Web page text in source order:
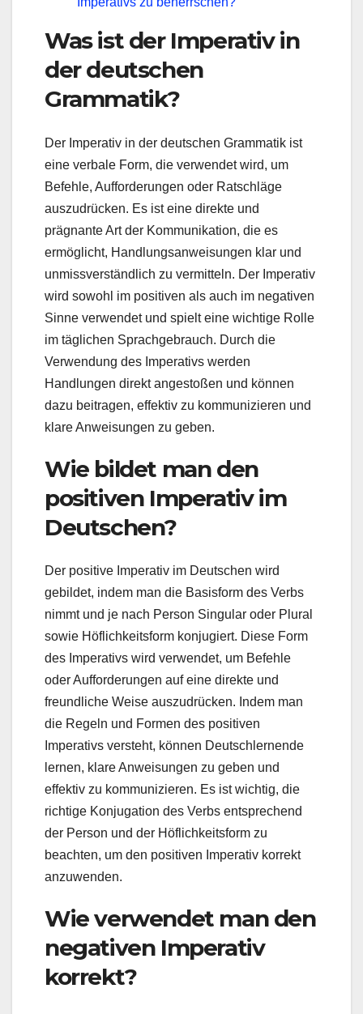
Was ist der Imperativ in
der deutschen
Grammatik?
Der Imperativ in der deutschen Grammatik ist
eine verbale Form, die verwendet wird, um
Befehle, Aufforderungen oder Ratschläge
auszudrücken. Es ist eine direkte und
prägnante Art der Kommunikation, die es
ermöglicht, Handlungsanweisungen klar und
unmissverständlich zu vermitteln. Der Imperativ
wird sowohl im positiven als auch im negativen
Sinne verwendet und spielt eine wichtige Rolle
im täglichen Sprachgebrauch. Durch die
Verwendung des Imperativs werden
Handlungen direkt angestoßen und können
dazu beitragen, effektiv zu kommunizieren und
klare Anweisungen zu geben.
Wie bildet man den
positiven Imperativ im
Deutschen?
Der positive Imperativ im Deutschen wird
gebildet, indem man die Basisform des Verbs
nimmt und je nach Person Singular oder Plural
sowie Höflichkeitsform konjugiert. Diese Form
des Imperativs wird verwendet, um Befehle
oder Aufforderungen auf eine direkte und
freundliche Weise auszudrücken. Indem man
die Regeln und Formen des positiven
Imperativs versteht, können Deutschlernende
lernen, klare Anweisungen zu geben und
effektiv zu kommunizieren. Es ist wichtig, die
richtige Konjugation des Verbs entsprechend
der Person und der Höflichkeitsform zu
beachten, um den positiven Imperativ korrekt
anzuwenden.
Wie verwendet man den
negativen Imperativ
korrekt?